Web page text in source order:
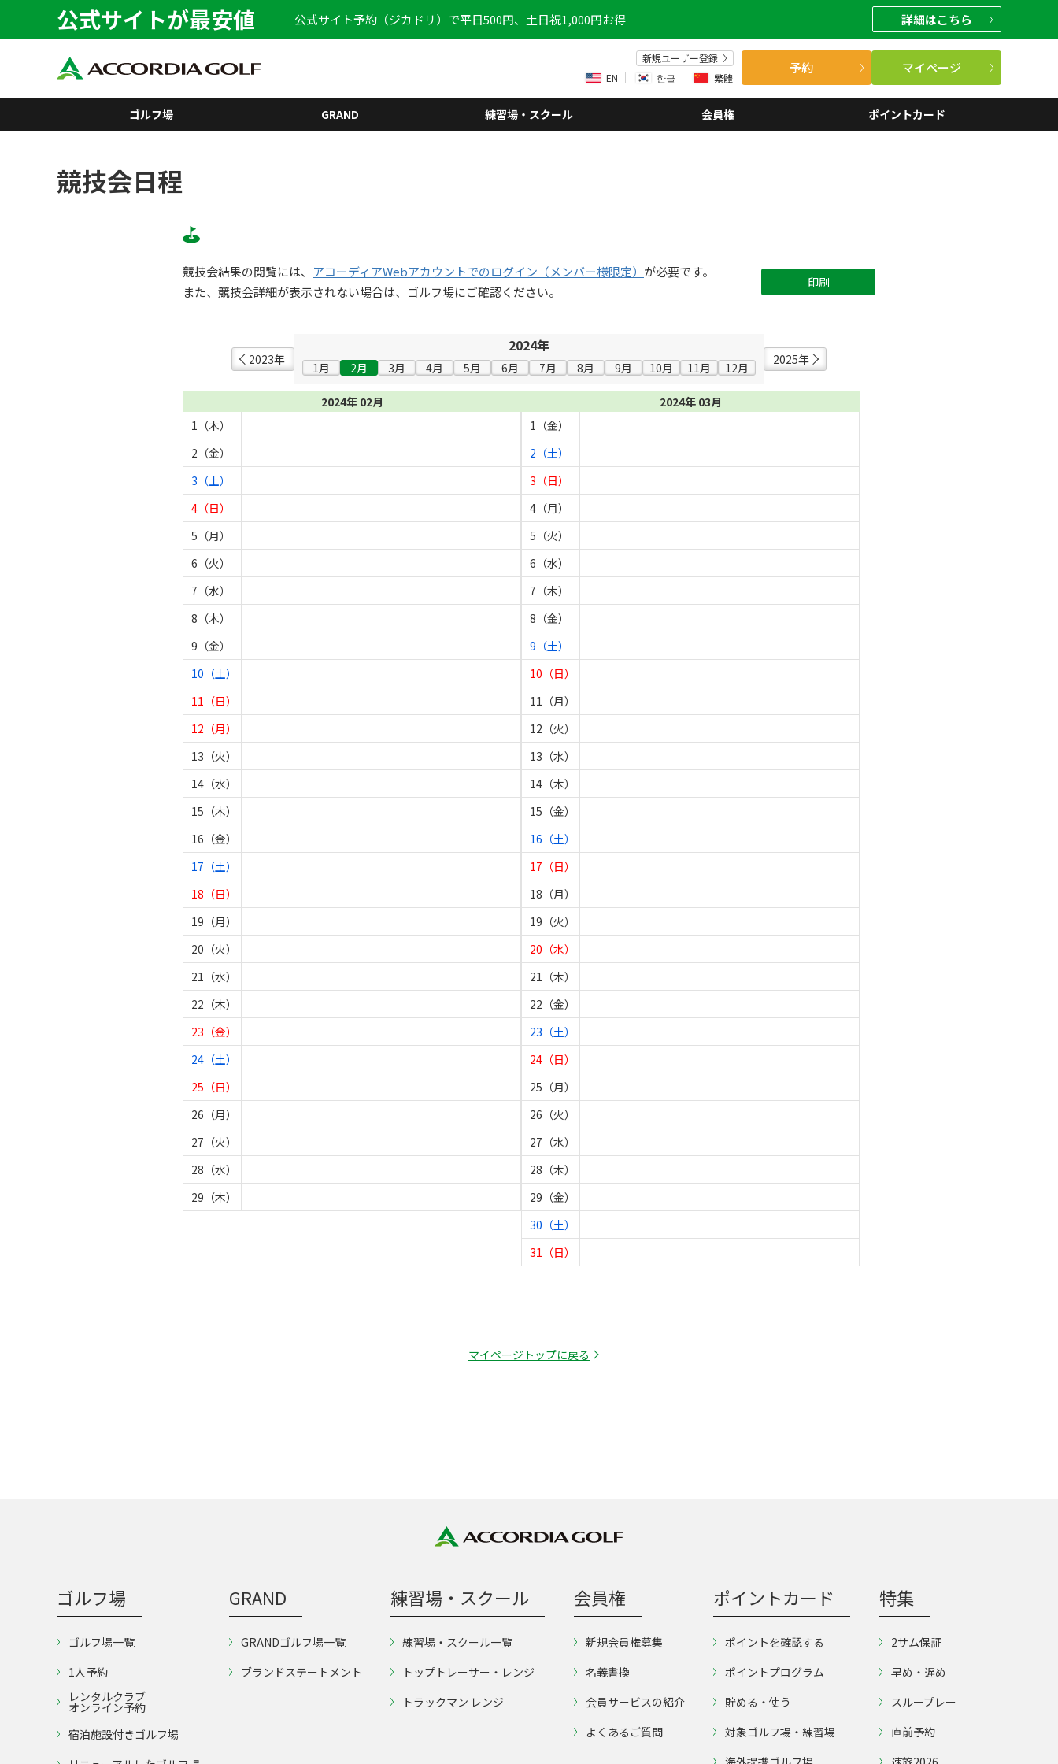
公式サイトが最安値 公式サイト予約（ジカドリ）で平日500円、土日祝1,000円お得 詳細はこちら
新規ユーザー登録
EN
한글 繁體
予約 マイページ
ゴルフ場 GRAND 練習場・スクール 会員権 ポイントカード
競技会日程
競技会結果の閲覧には、 アコーディアWebアカウントでのログイン（メンバー様限定） が必要です。
また、競技会詳細が表示されない場合は、ゴルフ場にご確認ください。
印刷
2023年
2024年
1月 2月 3月 4月 5月 6月 7月 8月 9月 10月 11月 12月
2025年
2024年 02月
1（木）
2（金）
3（土）
4（日）
5（月）
6（火）
7（水）
8（木）
9（金）
10（土）
11（日）
12（月）
13（火）
14（水）
15（木）
16（金）
17（土）
18（日）
19（月）
20（火）
21（水）
22（木）
23（金）
24（土）
25（日）
26（月）
27（火）
28（水）
29（木）
2024年 03月
1（金）
2（土）
3（日）
4（月）
5（火）
6（水）
7（木）
8（金）
9（土）
10（日）
11（月）
12（火）
13（水）
14（木）
15（金）
16（土）
17（日）
18（月）
19（火）
20（水）
21（木）
22（金）
23（土）
24（日）
25（月）
26（火）
27（水）
28（木）
29（金）
30（土）
31（日）
マイページトップに戻る
ゴルフ場
ゴルフ場一覧
1人予約
レンタルクラブ
オンライン予約
宿泊施設付きゴルフ場
GRAND
GRANDゴルフ場一覧
ブランドステートメント
練習場・スクール
練習場・スクール一覧
トップトレーサー・レンジ
トラックマン レンジ
会員権
新規会員権募集
名義書換
会員サービスの紹介
よくあるご質問
ポイントカード
ポイントを確認する
ポイントプログラム
貯める・使う
対象ゴルフ場・練習場
特集
2サム保証
早め・遅め
スループレー
直前予約